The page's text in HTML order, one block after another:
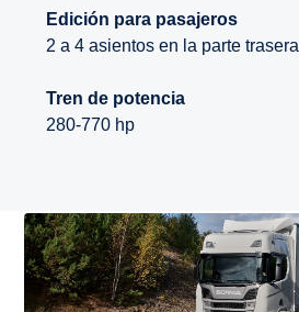
Edición para pasajeros
2 a 4 asientos en la parte
Tren de potencia
280-770 hp